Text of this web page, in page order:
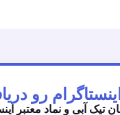
تیک آبی و نماد معتبر